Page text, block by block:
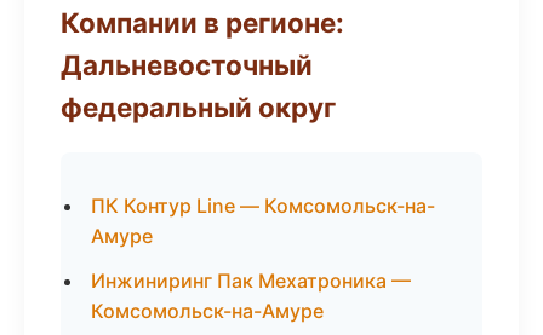
Компании в регионе:
Дальневосточный
федеральный округ
ПК Контур Line — Комсомольск-на-
Амуре
Инжиниринг Пак Мехатроника —
Комсомольск-на-Амуре